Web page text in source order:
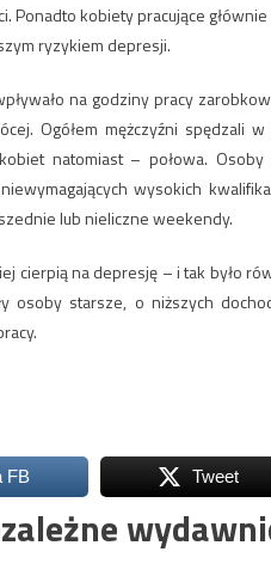
Ponadto kobiety pracujące
ryzykiem depresji.
na godziny pracy
Ogółem mężczyźni spędzali
natomiast – połowa.
wysokich
lub nieliczne weekendy.
cierpią na depresję – i tak było
osoby starsze, o niższych
FB Tweet